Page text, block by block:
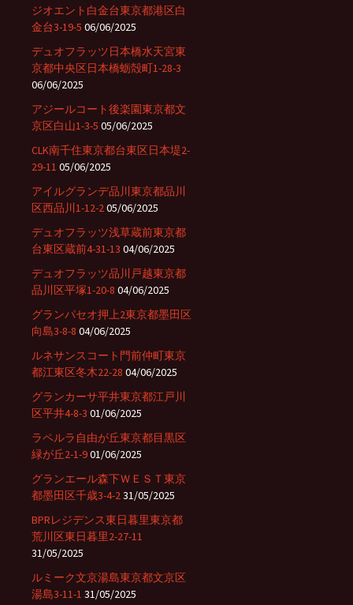
ジオエント白金台東京都港区白
金台3-19-5 06/06/2025
デュオフラッツ日本橋水天宮東
京都中央区日本橋蛎殻町1-28-3
06/06/2025
アジールコート後楽園東京都文
京区白山1-3-5 05/06/2025
CLK南千住東京都台東区日本堤2-
29-11 05/06/2025
アイルグランデ品川東京都品川
区西品川1-12-205/06/2025
デュオフラッツ浅草蔵前東京都
台東区蔵前4-31-13 04/06/2025
デュオフラッツ品川戸越東京都
品川区平塚1-20-8 04/06/2025
グランパセオ押上2東京都墨田区
向島3-8-8 04/06/2025
ルネサンスコート門前仲町東京
都江東区冬木22-28 04/06/2025
グランカーサ平井東京都江戸川
区平井4-8-3 01/06/2025
ラペルラ自由が丘東京都目黒区
緑が丘2-1-901/06/2025
グランエール森下ＷＥＳＴ東京
都墨田区千歳3-4-231/05/2025
BPRレジデンス東日暮里東京都
荒川区東日暮里2-27-11
31/05/2025
ルミーク文京湯島東京都文京区
湯島3-11-1 31/05/2025